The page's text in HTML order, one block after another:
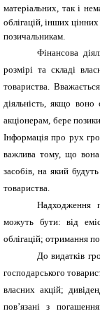
матеріальних, так і
облігацій, інших
позичальникам.
Фінансова
розмірі та складі
товариства.
діяльність, якщо воно
акціонерам, бере
Інформація про рух
важлива тому, що вона
засобів, на який
товариства.
Надходження
можуть бути: від
облігацій; отримання
До видатків
господарського
власних акцій;
пов’язані з